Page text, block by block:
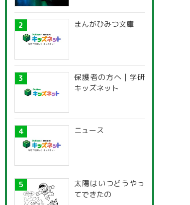
探究ガイド
まんがひみつ文庫
保護者の方へ | 学研
キッズネット
ニュース
太陽はいつどうやっ
てできたの